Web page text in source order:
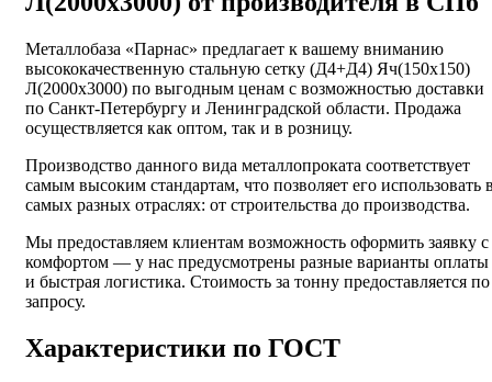
Металлобаза «Парнас» предлагает к вашему вниманию
высококачественную стальную сетку (Д4+Д4) Яч(150х150)
Л(2000х3000) по выгодным ценам с возможностью доставки
по Санкт-Петербургу и Ленинградской области. Продажа
осуществляется как оптом, так и в розницу.
Производство данного вида металлопроката соответствует
самым высоким стандартам, что позволяет его использовать
самых разных отраслях: от строительства до производства.
Мы предоставляем клиентам возможность оформить заявку с
комфортом — у нас предусмотрены разные варианты оплаты
и быстрая логистика. Стоимость за тонну предоставляется по
запросу.
Характеристики по ГОСТ